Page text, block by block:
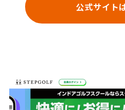
公式サイト